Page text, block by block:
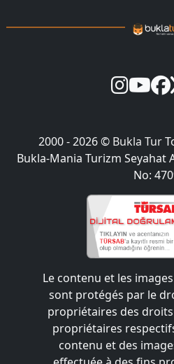
2000 - 2026 © Bukla Tur
Bukla-Mania Turizm Seyahat
No:
Le contenu et les
sont protégés par le
propriétaires des
propriétaires
contenu et des